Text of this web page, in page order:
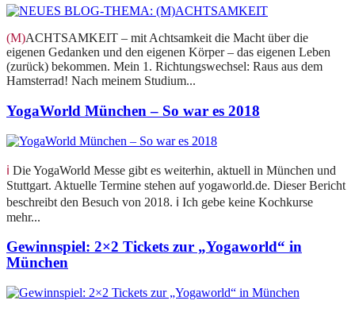
(M)ACHTSAMKEIT – mit Achtsamkeit die Macht über die
eigenen Gedanken und den eigenen Körper – das eigenen Leben
(zurück) bekommen. Mein 1. Richtungswechsel: Raus aus dem
Hamsterrad! Nach meinem Studium...
YogaWorld München – So war es 2018
ℹ️ Die YogaWorld Messe gibt es weiterhin, aktuell in München und
Stuttgart. Aktuelle Termine stehen auf yogaworld.de. Dieser Bericht
beschreibt den Besuch von 2018. ℹ️ Ich gebe keine Kochkurse
mehr...
Gewinnspiel: 2×2 Tickets zur „Yogaworld“ in
München